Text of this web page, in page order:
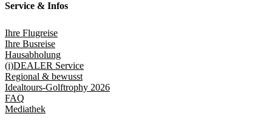
Service & Infos
Ihre Flugreise
Ihre Busreise
Hausabholung
(i)DEALER Service
Regional & bewusst
Idealtours-Golftrophy 2026
FAQ
Mediathek